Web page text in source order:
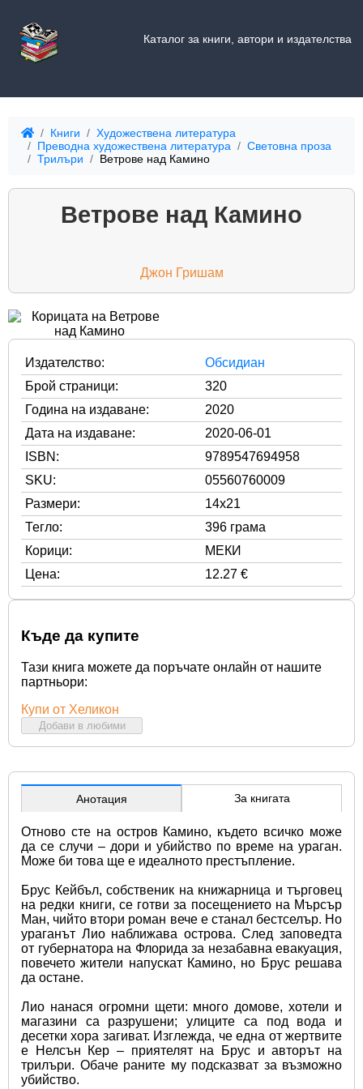
Каталог за книги, автори и издателства
Книги
Художествена литература
Преводна художествена литература
Световна проза
Трилъри
Ветрове над Камино
Ветрове над Камино
Джон Гришам
Издателство:
Обсидиан
Брой страници:
320
Година на издаване:
2020
Дата на издаване:
2020-06-01
ISBN:
9789547694958
SKU:
05560760009
Размери:
14x21
Тегло:
396 грама
Корици:
МЕКИ
Цена:
12.27 €
Къде да купите
Тази книга можете да поръчате онлайн от нашите
партньори:
Купи от Хеликон
Добави в любими
Анотация За книгата
Отново сте на остров Камино, където всичко може
да се случи – дори и убийство по време на ураган.
Може би това ще е идеалното престъпление.
Брус Кейбъл, собственик на книжарница и търговец
на редки книги, се готви за посещението на Мърсър
Ман, чийто втори роман вече е станал бестселър. Но
ураганът Лио наближава острова. След заповедта
от губернатора на Флорида за незабавна евакуация,
повечето жители напускат Камино, но Брус решава
да остане.
Лио нанася огромни щети: много домове, хотели и
магазини са разрушени; улиците са под вода и
десетки хора загиват. Изглежда, че една от жертвите
е Нелсън Кер – приятелят на Брус и авторът на
трилъри. Обаче раните му подсказват за възможно
убийство.